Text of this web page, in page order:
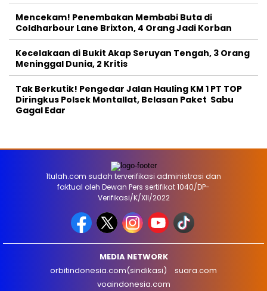
Mencekam! Penembakan Membabi Buta di
Coldharbour Lane Brixton, 4 Orang Jadi Korban
Kecelakaan di Bukit Akap Seruyan Tengah, 3 Orang
Meninggal Dunia, 2 Kritis
Tak Berkutik! Pengedar Jalan Hauling KM 1 PT TOP
Diringkus Polsek Montallat, Belasan Paket Sabu
Gagal Edar
1tulah.com sudah terverifikasi administrasi dan
faktual oleh Dewan Pers sertifikat 1040/DP-
Verifikasi/K/XII/2022
MEDIA NETWORK
orbitindonesia.com(sindikasi)
suara.com
voaindonesia.com